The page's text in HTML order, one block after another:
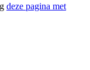
deze pagina met